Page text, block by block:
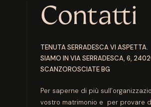
Contatti
TENUTA SERRADESCA VI ASPETTA.
SIAMO IN VIA SERRADESCA, 6,
SCANZOROSCIATE BG
Per saperne di più
vostro matrimonio e per provare